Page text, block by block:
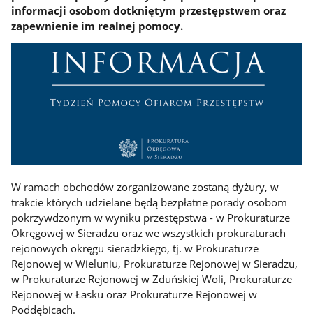
informacji osobom dotkniętym przestępstwem oraz
zapewnienie im realnej pomocy.
W ramach obchodów zorganizowane zostaną dyżury, w
trakcie których udzielane będą bezpłatne porady osobom
pokrzywdzonym w wyniku przestępstwa - w Prokuraturze
Okręgowej w Sieradzu oraz we wszystkich prokuraturach
rejonowych okręgu sieradzkiego, tj. w Prokuraturze
Rejonowej w Wieluniu, Prokuraturze Rejonowej w Sieradzu,
w Prokuraturze Rejonowej w Zduńskiej Woli, Prokuraturze
Rejonowej w Łasku oraz Prokuraturze Rejonowej w
Poddębicach.